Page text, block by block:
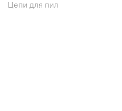
Цепи для пил